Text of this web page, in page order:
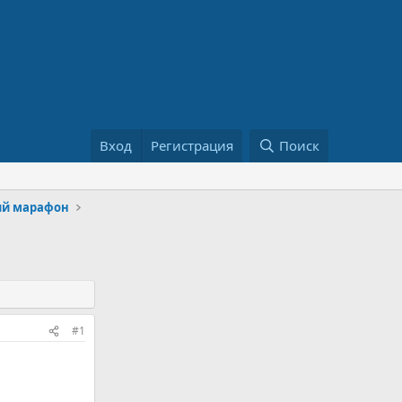
Вход Регистрация Поиск
марафон
#1